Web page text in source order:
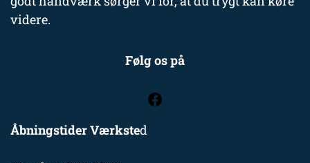
videre.
Følg os på
Åbningstider Værksted